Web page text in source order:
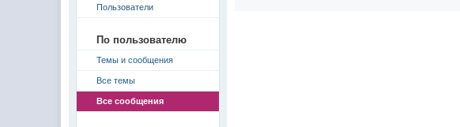
Пользователи
По пользователю
Темы и сообщения
Все темы
Все сообщения